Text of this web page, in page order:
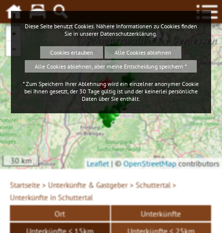
Schwarzwald Geniessen
+
−
30 km Leaflet |©OpenStreetMapcontributors
Startseite > Unterkünfte & Gastgeber > Schuttertal >
Unterkünfte in Schuttertal
Ort
Unterkünfte
Unterkünfte < 15km
Unterkünfte < 25km
Diese Seite benutzt Cookies. Nähere Informationen zu Cookies finden
Sie in unserer Datenschutzerklärung
Cookies erlauben
Alle Cookies ablehnen
Alle Cookies ablehnen, aber meine Entscheidung speichern *
* Zum Speichern Ihrer Ablehnung wird ein einzelner anonymer Cookie
bei Ihnen gesetzt, der 30 Tage gültig ist und der keinerlei persönliche
Daten über Sie enthält.